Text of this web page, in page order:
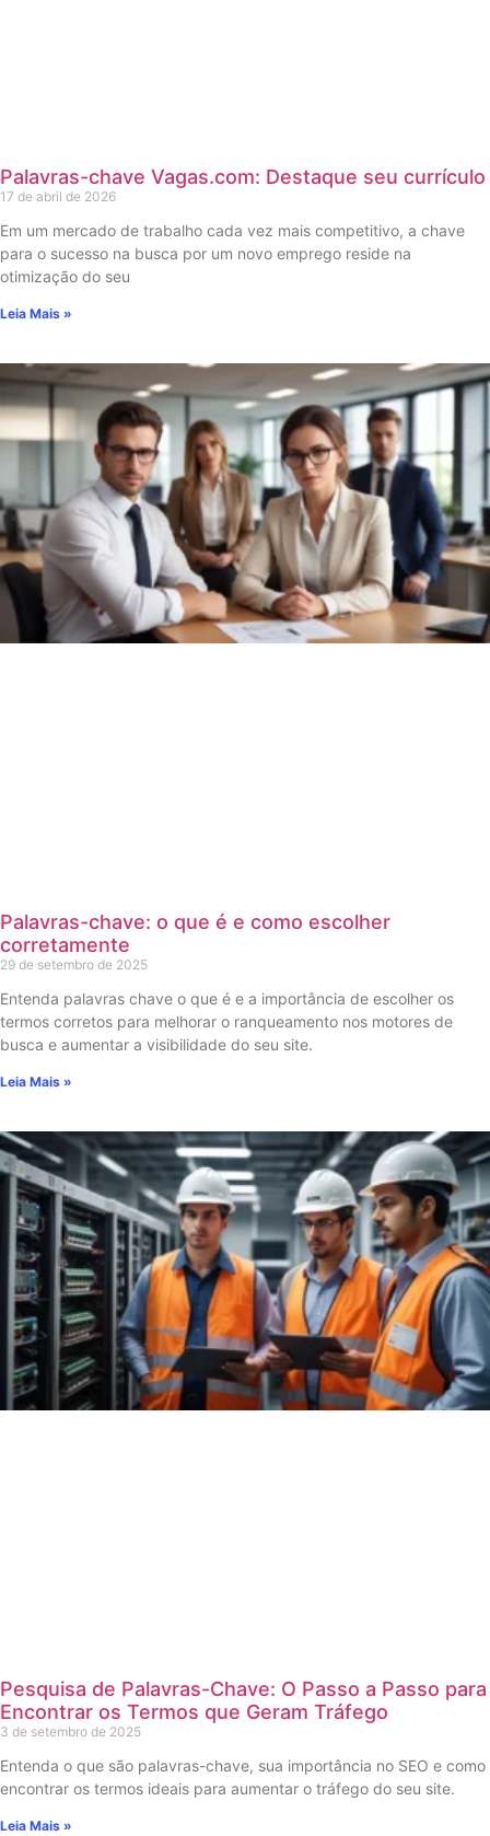
Palavras-chave Vagas.com: Destaque seu currículo
17 de abril de 2026
Em um mercado de trabalho cada vez mais competitivo, a chave
para o sucesso na busca por um novo emprego reside na
otimização do seu
Leia Mais »
Palavras-chave: o que é e como escolher
corretamente
29 de setembro de 2025
Entenda palavras chave o que é e a importância de escolher os
termos corretos para melhorar o ranqueamento nos motores de
busca e aumentar a visibilidade do seu site.
Leia Mais »
Pesquisa de Palavras-Chave: O Passo a Passo para
Encontrar os Termos que Geram Tráfego
3 de setembro de 2025
Entenda o que são palavras-chave, sua importância no SEO e como
encontrar os termos ideais para aumentar o tráfego do seu site.
Leia Mais »